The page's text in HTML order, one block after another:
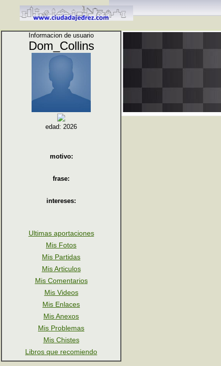
Informacion de usuario
Dom_Collins
edad: 2026
motivo:
frase:
intereses:
Ultimas aportaciones
Mis Fotos
Mis Partidas
Mis Articulos
Mis Comentarios
Mis Videos
Mis Enlaces
Mis Anexos
Mis Problemas
Mis Chistes
Libros que recomiendo